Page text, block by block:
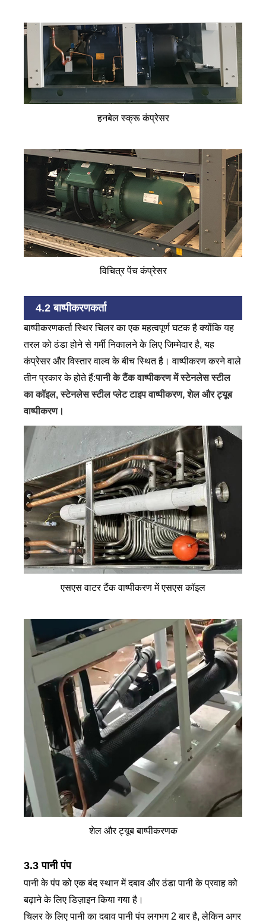
हनबेल स्क्रू कंप्रेसर
विचित्र पेंच कंप्रेसर
4.2 बाष्पीकरणकर्ता
बाष्पीकरणकर्ता स्थिर चिलर का एक महत्वपूर्ण घटक है क्योंकि यह
तरल को ठंडा होने से गर्मी निकालने के लिए जिम्मेदार है, यह
कंप्रेसर और विस्तार वाल्व के बीच स्थित है। वाष्पीकरण करने वाले
तीन प्रकार के होते हैं:पानी के टैंक वाष्पीकरण में स्टेनलेस स्टील
का कॉइल, स्टेनलेस स्टील प्लेट टाइप वाष्पीकरण, शेल और ट्यूब
वाष्पीकरण।
एसएस वाटर टैंक वाष्पीकरण में एसएस कॉइल
शेल और ट्यूब बाष्पीकरणक
3.3 पानी पंप
पानी के पंप को एक बंद स्थान में दबाव और ठंडा पानी के प्रवाह को
बढ़ाने के लिए डिज़ाइन किया गया है।
चिलर के लिए पानी का दबाव पानी पंप लगभग 2 बार है, लेकिन अगर